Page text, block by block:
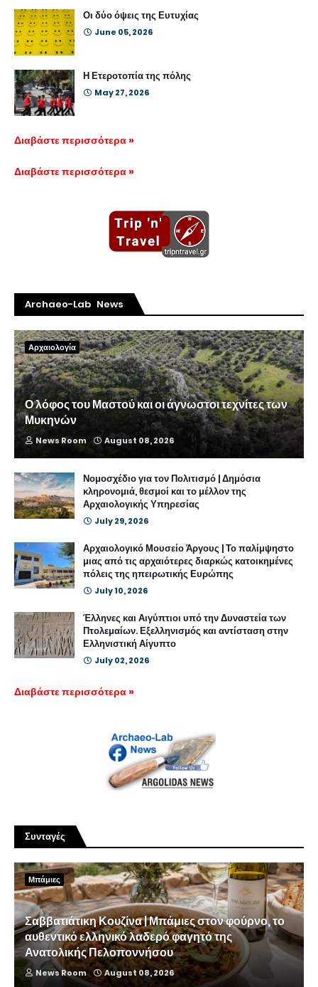
Οι δύο όψεις της Ευτυχίας
June 05, 2026
Η Ετεροτοπία της πόλης
May 27, 2026
Διαβάστε περισσότερα »
Διαβάστε περισσότερα »
Archaeo-Lab News
Αρχαιολογία
Ο λόφος του Μαστού και οι άγνωστοι τεχνίτες των
Μυκηνών
News Room August 08, 2026
Νομοσχέδιο για τον Πολιτισμό | Δημόσια
κληρονομιά, θεσμοί και το μέλλον της
Αρχαιολογικής Υπηρεσίας
July 29, 2026
Αρχαιολογικό Μουσείο Άργους | Το παλίμψηστο
μιας από τις αρχαιότερες διαρκώς κατοικημένες
πόλεις της ηπειρωτικής Ευρώπης
July 10, 2026
Έλληνες και Αιγύπτιοι υπό την Δυναστεία των
Πτολεμαίων. Εξελληνισμός και αντίσταση στην
Ελληνιστική Αίγυπτο
July 02, 2026
Διαβάστε περισσότερα »
Συνταγές
Μπάμιες
Σαββατιάτικη Κουζίνα | Μπάμιες στον φούρνο, το
αυθεντικό ελληνικό λαδερό φαγητό της
Ανατολικής Πελοποννήσου
News Room August 08, 2026